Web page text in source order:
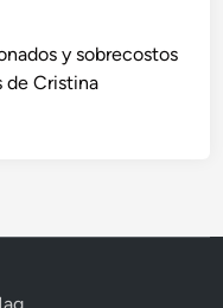
y sobrecostos
de Cristina